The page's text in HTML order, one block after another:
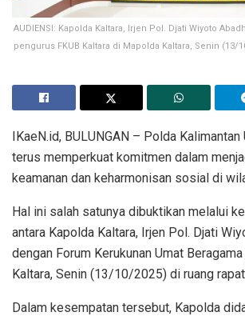
AUDIENSI: Kapolda Kaltara, Irjen Pol. Djati Wiyoto
pengurus FKUB Kaltara di Mapolda Kaltara, Senin (13/
IKaeN.id, BULUNGAN – Polda
terus memperkuat komitmen dalam
keamanan dan keharmonisan sosial di
Hal ini salah satunya dibuktikan melalui
antara Kapolda Kaltara, Irjen Pol. Djati
dengan Forum Kerukunan Umat
Kaltara, Senin (13/10/2025) di ruang
Dalam kesempatan tersebut, Kapolda